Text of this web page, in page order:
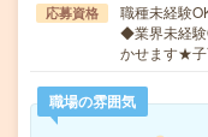
応募資格
職種未経験
◆業界未経
かせます★
職場の雰囲気